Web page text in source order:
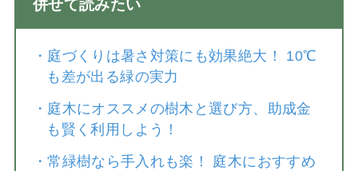
併せて読みたい
・ 庭づくりは暑さ対策にも効果絶大！ 10℃
も差が出る緑の実力
・ 庭木にオススメの樹木と選び方、助成金
も賢く利用しよう！
・常緑樹なら手入れも楽！ 庭木におすすめ